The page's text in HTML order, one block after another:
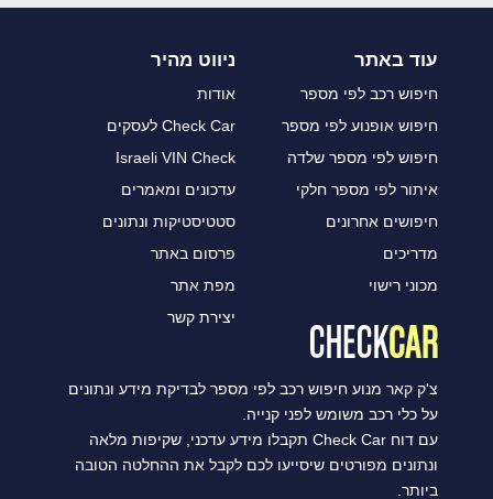
עוד באתר
חיפוש רכב לפי מספר
חיפוש אופנוע לפי מספר
חיפוש לפי מספר שלדה
איתור לפי מספר חלקי
חיפושים אחרונים
מדריכים
מכוני רישוי
ניווט מהיר
אודות
Check Car לעסקים
Israeli VIN Check
עדכונים ומאמרים
סטטיסטיקות ונתונים
פרסום באתר
מפת אתר
יצירת קשר
צ'ק קאר מנוע חיפוש רכב לפי מספר לבדיקת מידע ונתונים
על כלי רכב משומש לפני קנייה.
עם דוח Check Car תקבלו מידע עדכני, שקיפות מלאה
ונתונים מפורטים שיסייעו לכם לקבל את ההחלטה הטובה
ביותר.